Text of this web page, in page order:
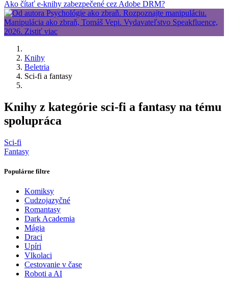
Ako čítať e-knihy zabezpečené cez Adobe DRM?
Knihy
Beletria
Sci-fi a fantasy
Knihy z kategórie sci-fi a fantasy na tému
spolupráca
Sci-fi
Fantasy
Populárne filtre
Komiksy
Cudzojazyčné
Romantasy
Dark Academia
Mágia
Draci
Upíri
Vlkolaci
Cestovanie v čase
Roboti a AI